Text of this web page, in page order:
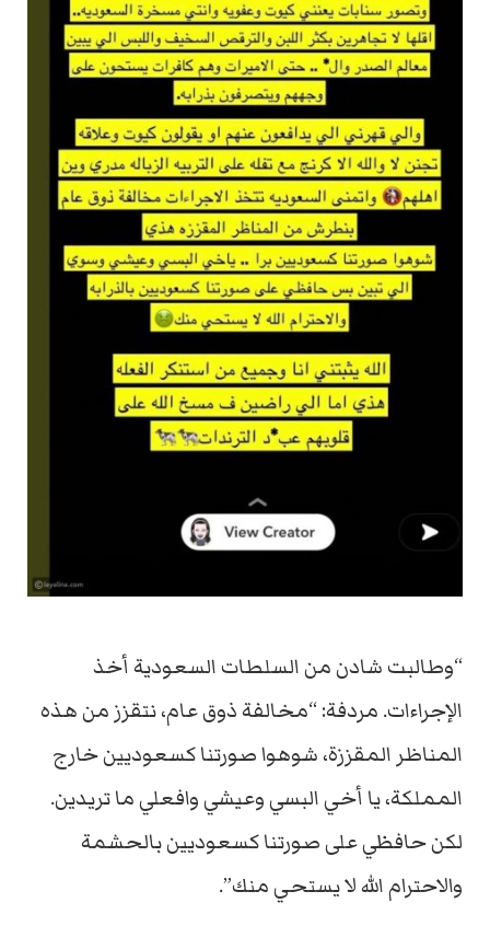
“وطالبت شادن من السلطات السعودية أخذ
الإجراءات. مردفة: “مخالفة ذوق عام، نتقزز من هذه
المناظر المقززة، شوهوا صورتنا كسعوديين خارج
المملكة، يا أخي البسي وعيشي وافعلي ما تريدين.
لكن حافظي على صورتنا كسعوديين بالحشمة
والاحترام الله لا يستحي منك”.